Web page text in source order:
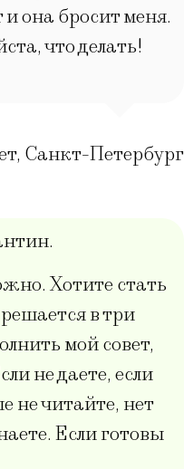
она бросит меня.
что делать!
, Санкт-Петербург
Хотите стать
в три
мой совет,
не даете, если
не читайте, нет
Если готовы